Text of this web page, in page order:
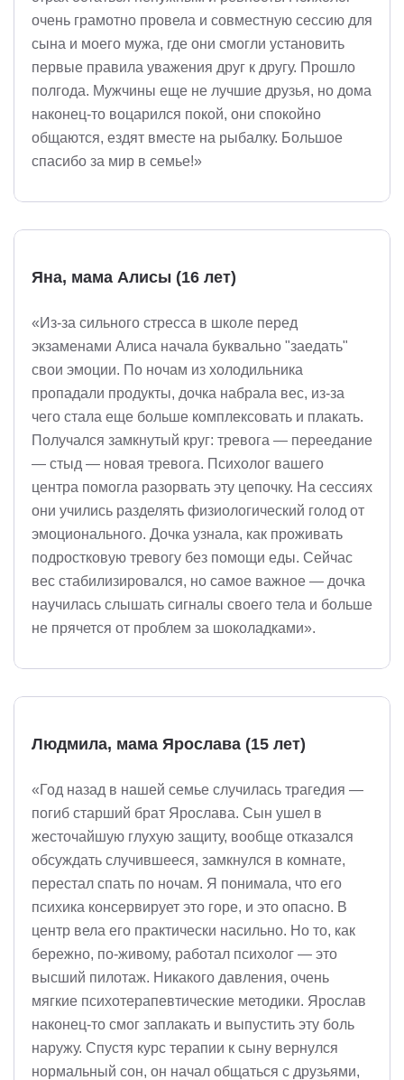
очень грамотно провела и совместную сессию для
сына и моего мужа, где они смогли установить
первые правила уважения друг к другу. Прошло
полгода. Мужчины еще не лучшие друзья, но дома
наконец-то воцарился покой, они спокойно
общаются, ездят вместе на рыбалку. Большое
спасибо за мир в семье!»
Яна, мама Алисы (16 лет)
«Из-за сильного стресса в школе перед
экзаменами Алиса начала буквально "заедать"
свои эмоции. По ночам из холодильника
пропадали продукты, дочка набрала вес, из-за
чего стала еще больше комплексовать и плакать.
Получался замкнутый круг: тревога — переедание
— стыд — новая тревога. Психолог вашего
центра помогла разорвать эту цепочку. На сессиях
они учились разделять физиологический голод от
эмоционального. Дочка узнала, как проживать
подростковую тревогу без помощи еды. Сейчас
вес стабилизировался, но самое важное — дочка
научилась слышать сигналы своего тела и больше
не прячется от проблем за шоколадками».
Людмила, мама Ярослава (15 лет)
«Год назад в нашей семье случилась трагедия —
погиб старший брат Ярослава. Сын ушел в
жесточайшую глухую защиту, вообще отказался
обсуждать случившееся, замкнулся в комнате,
перестал спать по ночам. Я понимала, что его
психика консервирует это горе, и это опасно. В
центр вела его практически насильно. Но то, как
бережно, по-живому, работал психолог — это
высший пилотаж. Никакого давления, очень
мягкие психотерапевтические методики. Ярослав
наконец-то смог заплакать и выпустить эту боль
наружу. Спустя курс терапии к сыну вернулся
нормальный сон, он начал общаться с друзьями,